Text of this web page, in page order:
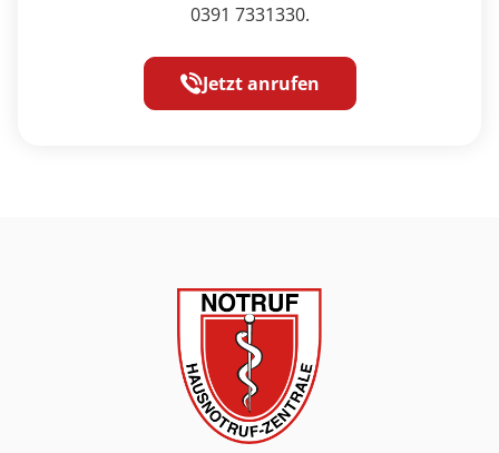
0391 7331330.
Jetzt anrufen